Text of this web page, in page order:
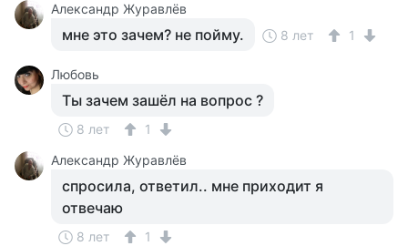
Александр Журавлёв
мне это зачем? не пойму. 8 лет 1
Любовь
Ты зачем зашёл на вопрос ?
8 лет
1
Александр Журавлёв
спросила, ответил.. мне приходит я
отвечаю
8 лет
1